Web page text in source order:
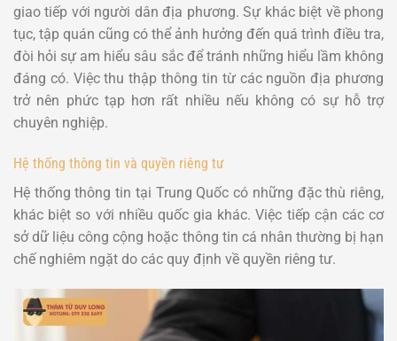
giao tiếp với người dân địa phương. Sự khác biệt về phong
tục, tập quán cũng có thể ảnh hưởng đến quá trình điều tra,
đòi hỏi sự am hiểu sâu sắc để tránh những hiểu lầm không
đáng có. Việc thu thập thông tin từ các nguồn địa phương
trở nên phức tạp hơn rất nhiều nếu không có sự hỗ trợ
chuyên nghiệp.
Hệ thống thông tin và quyền riêng tư
Hệ thống thông tin tại Trung Quốc có những đặc thù riêng,
khác biệt so với nhiều quốc gia khác. Việc tiếp cận các cơ
sở dữ liệu công cộng hoặc thông tin cá nhân thường bị hạn
chế nghiêm ngặt do các quy định về quyền riêng tư.